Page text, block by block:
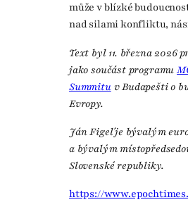
může v blízké
nad silami konfliktu,
Text byl 11. března 2026
jako součást programu
Summituv Budapešti o
Evropy.
Ján Figel´je bývalým
a bývalým
Slovenské republiky.
https://